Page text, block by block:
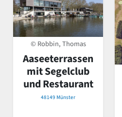
© Robbin, Thomas
Aaseeterrassen
mit Segelclub
und Restaurant
48149 Münster